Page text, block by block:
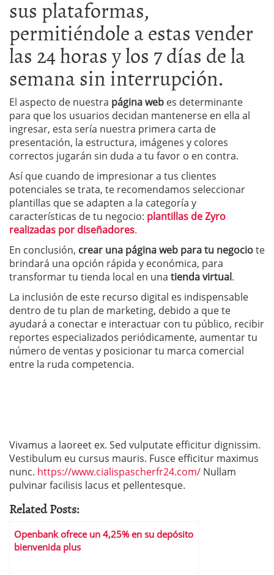
sus plataformas,
permitiéndole a estas vender
las 24 horas y los 7 días de la
semana sin interrupción.
El aspecto de nuestra página web es determinante
para que los usuarios decidan mantenerse en ella al
ingresar, esta sería nuestra primera carta de
presentación, la estructura, imágenes y colores
correctos jugarán sin duda a tu favor o en contra.
Así que cuando de impresionar a tus clientes
potenciales se trata, te recomendamos seleccionar
plantillas que se adapten a la categoría y
características de tu negocio: plantillas de Zyro
realizadas por diseñadores.
En conclusión, crear una página web para tu negociote
brindará una opción rápida y económica, para
transformar tu tienda local en una tienda virtual.
La inclusión de este recurso digital es indispensable
dentro de tu plan de marketing, debido a que te
ayudará a conectar e interactuar con tu público, recibir
reportes especializados periódicamente, aumentar tu
número de ventas y posicionar tu marca comercial
entre la ruda competencia.
Vivamus a laoreet ex. Sed vulputate efficitur dignissim.
Vestibulum eu cursus mauris. Fusce efficitur maximus
nunc. https://www.cialispascherfr24.com/ Nullam
pulvinar facilisis lacus et pellentesque.
Related Posts:
Openbank ofrece un 4,25% en su depósito
bienvenida plus